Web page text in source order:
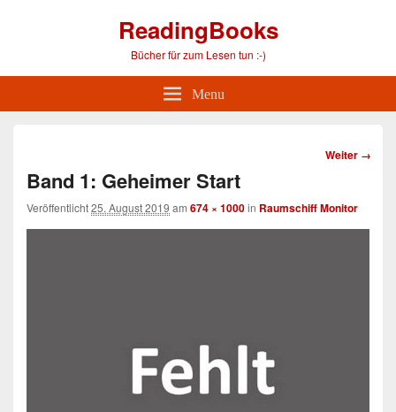
ReadingBooks
Bücher für zum Lesen tun :-)
Menu
Bild-
Weiter →
Band 1: Geheimer Start
Veröffentlicht25. August 2019 am 674 × 1000in Raumschiff Monitor